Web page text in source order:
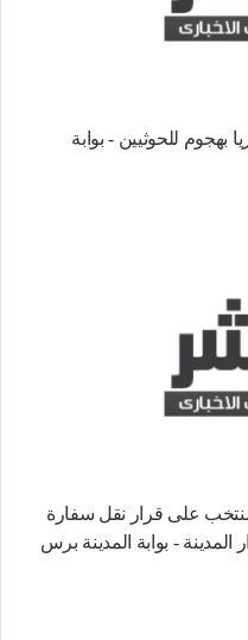
تعلن مقتل 17 عسكريا بهجوم للحوثيين - بوابة
على قرار نقل سفارة
- بوابة المدينة برس